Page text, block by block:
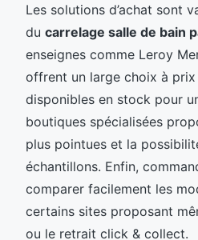
Les solutions d’achat sont
du carrelage salle de bain
enseignes comme Leroy
offrent un large choix à
disponibles en stock pour
boutiques spécialisées
plus pointues et la
échantillons. Enfin,
comparer facilement les
certains sites proposant
ou le retrait click & collect.